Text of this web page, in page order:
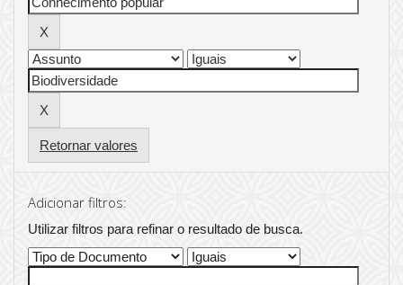
Retornar valores
Adicionar filtros:
Utilizar filtros para refinar o resultado de busca.